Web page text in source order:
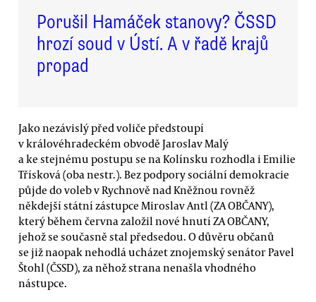
Porušil Hamáček stanovy? ČSSD
hrozí soud v Ústí. A v řadě krajů
propad
Jako nezávislý před voliče předstoupí
v královéhradeckém obvodě Jaroslav Malý
a ke stejnému postupu se na Kolínsku rozhodla i Emilie
Třísková (oba nestr.). Bez podpory sociální demokracie
půjde do voleb v Rychnově nad Kněžnou rovněž
někdejší státní zástupce Miroslav Antl (ZA OBČANY),
který během června založil nové hnutí ZA OBČANY,
jehož se současně stal předsedou. O důvěru občanů
se již naopak nehodlá ucházet znojemský senátor Pavel
Štohl (ČSSD), za něhož strana nenašla vhodného
nástupce.